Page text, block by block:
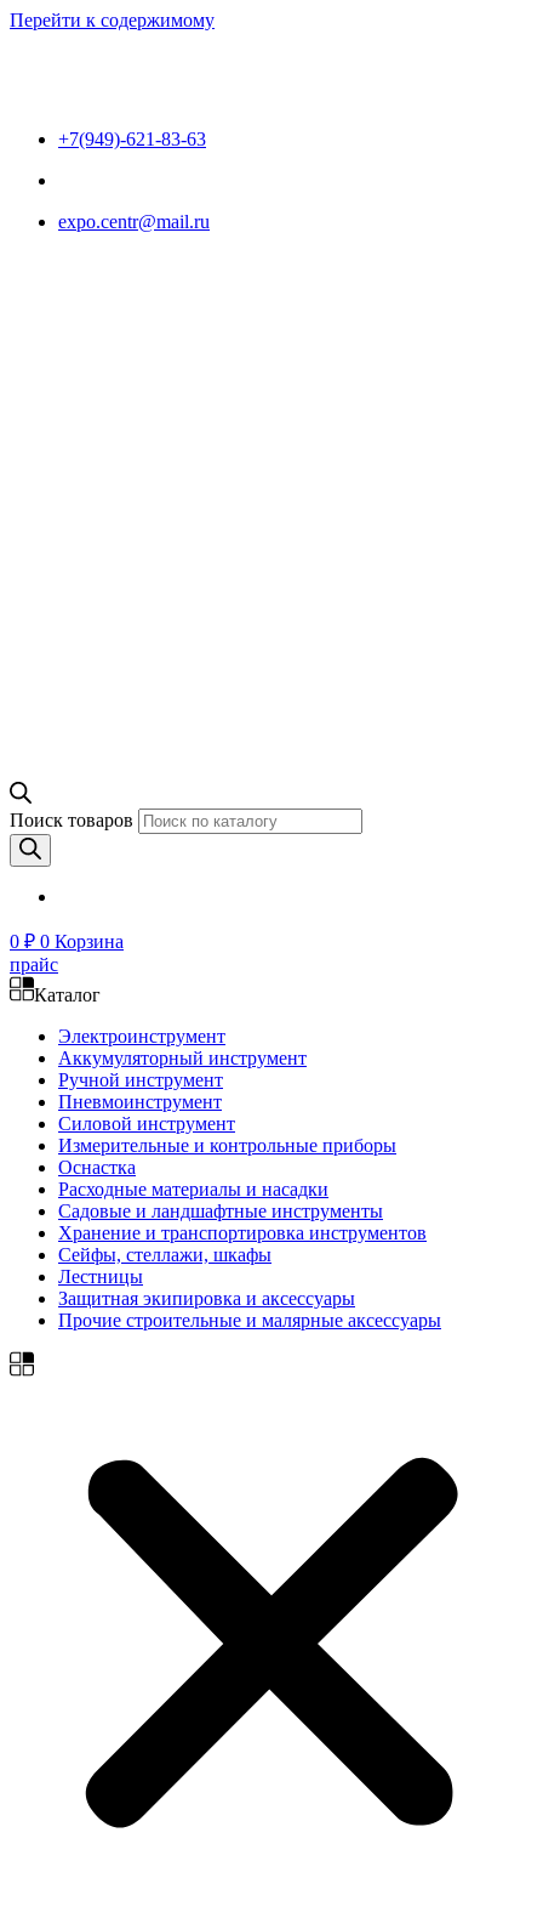
Перейти к содержимому
+7(949)-621-83-63
expo.centr@mail.ru
Поиск товаров
0 ₽ 0 Корзина
прайс
Каталог
Электроинструмент
Аккумуляторный инструмент
Ручной инструмент
Пневмоинструмент
Силовой инструмент
Измерительные и контрольные приборы
Оснастка
Расходные материалы и насадки
Садовые и ландшафтные инструменты
Хранение и транспортировка инструментов
Сейфы, стеллажи, шкафы
Лестницы
Защитная экипировка и аксессуары
Прочие строительные и малярные аксессуары